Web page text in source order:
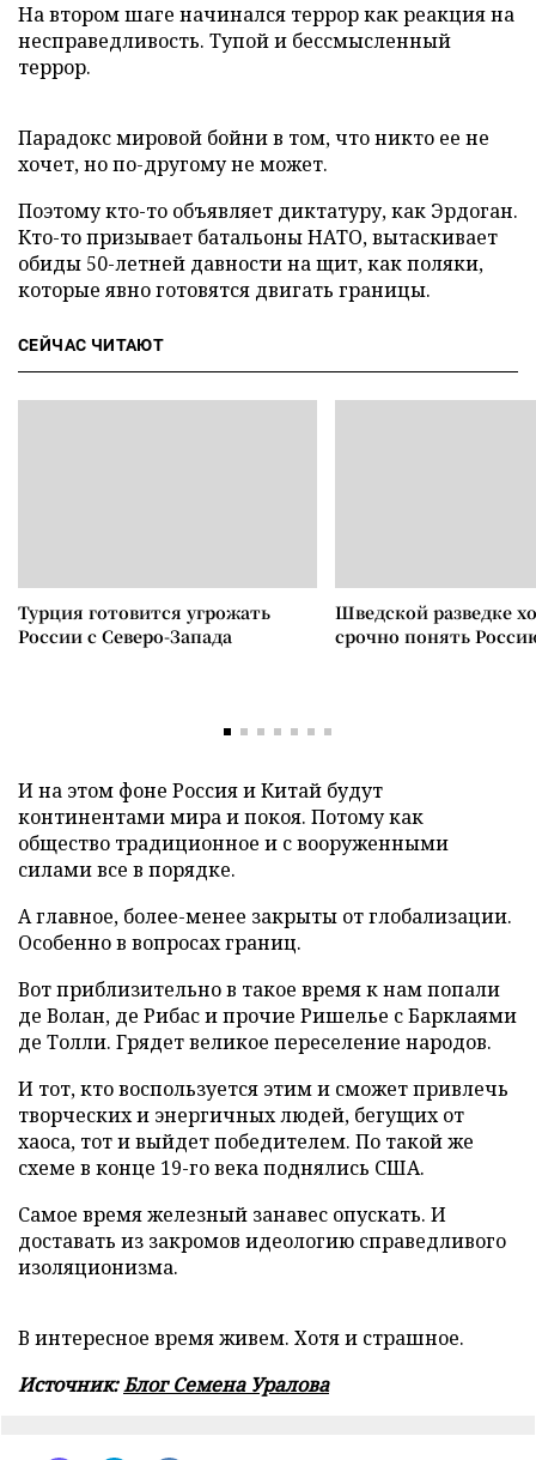
На втором шаге начинался террор как реакция на
несправедливость. Тупой и бессмысленный
террор.
Парадокс мировой бойни в том, что никто ее не
хочет, но по-другому не может.
Поэтому кто-то объявляет диктатуру, как Эрдоган.
Кто-то призывает батальоны НАТО, вытаскивает
обиды 50-летней давности на щит, как поляки,
которые явно готовятся двигать границы.
СЕЙЧАС ЧИТАЮТ
Турция готовится угрожать
России с Северо-Запада
Шведской разведке
срочно понять
И на этом фоне Россия и Китай будут
континентами мира и покоя. Потому как
общество традиционное и с вооруженными
силами все в порядке.
А главное, более-менее закрыты от глобализации.
Особенно в вопросах границ.
Вот приблизительно в такое время к нам попали
де Волан, де Рибас и прочие Ришелье с Барклаями
де Толли. Грядет великое переселение народов.
И тот, кто воспользуется этим и сможет привлечь
творческих и энергичных людей, бегущих от
хаоса, тот и выйдет победителем. По такой же
схеме в конце 19-го века поднялись США.
Самое время железный занавес опускать. И
доставать из закромов идеологию справедливого
изоляционизма.
В интересное время живем. Хотя и страшное.
Источник:Блог Семена Уралова